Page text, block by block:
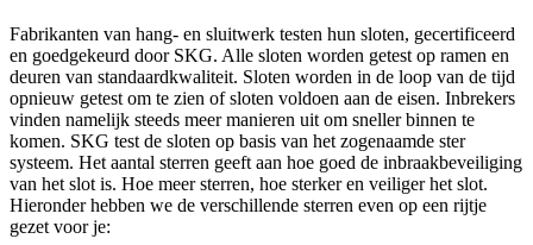
Fabrikanten van hang- en sluitwerk testen hun sloten, gecertificeerd
en goedgekeurd door SKG. Alle sloten worden getest op ramen en
deuren van standaardkwaliteit. Sloten worden in de loop van de tijd
opnieuw getest om te zien of sloten voldoen aan de eisen. Inbrekers
vinden namelijk steeds meer manieren uit om sneller binnen te
komen. SKG test de sloten op basis van het zogenaamde ster
systeem. Het aantal sterren geeft aan hoe goed de inbraakbeveiliging
van het slot is. Hoe meer sterren, hoe sterker en veiliger het slot.
Hieronder hebben we de verschillende sterren even op een rijtje
gezet voor je: